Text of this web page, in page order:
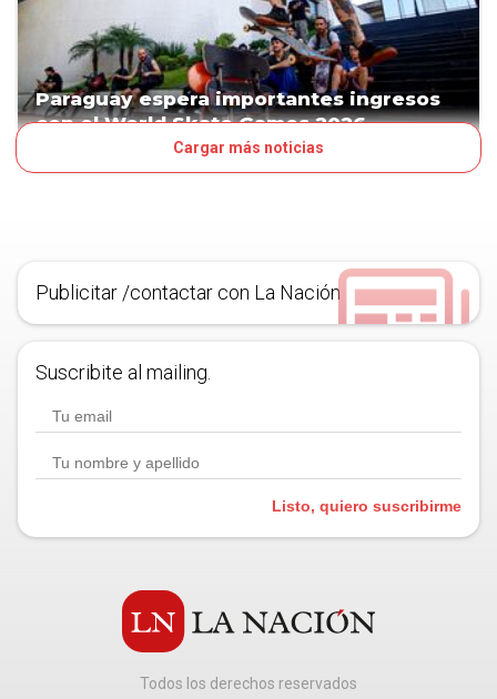
Paraguay espera importantes ingresos
con el World Skate Games 2026
Cargar más noticias
Publicitar /contactar con La Nación
Suscribite al mailing.
Listo, quiero suscribirme
Todos los derechos reservados